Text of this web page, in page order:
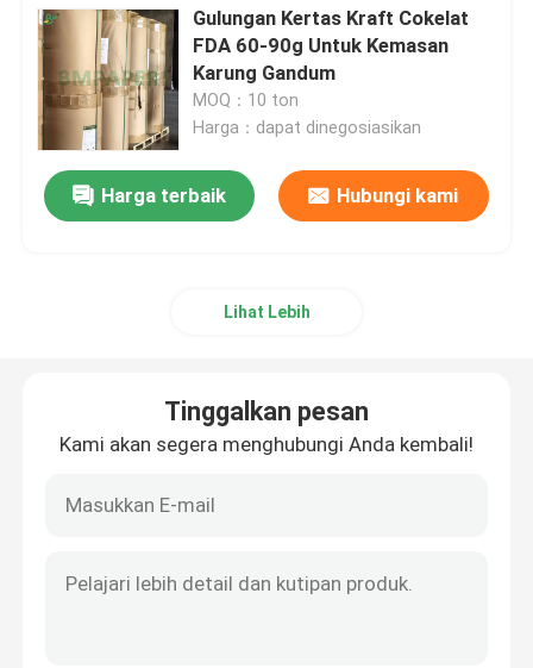
Gulungan Kertas Kraft Cokelat
FDA 60-90g Untuk Kemasan
Karung Gandum
MOQ：10 ton
Harga：dapat dinegosiasikan
Harga terbaik Hubungi kami
Lihat Lebih
Tinggalkan pesan
Kami akan segera menghubungi Anda kembali!